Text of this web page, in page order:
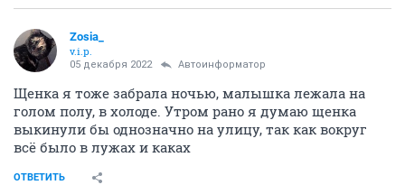
Zosia_
v.i.p.
05 декабря 2022 Автоинформатор
Щенка я тоже забрала ночью, малышка лежала на
голом полу, в холоде. Утром рано я думаю щенка
выкинули бы однозначно на улицу, так как вокруг
всё было в лужах и каках
ОТВЕТИТЬ